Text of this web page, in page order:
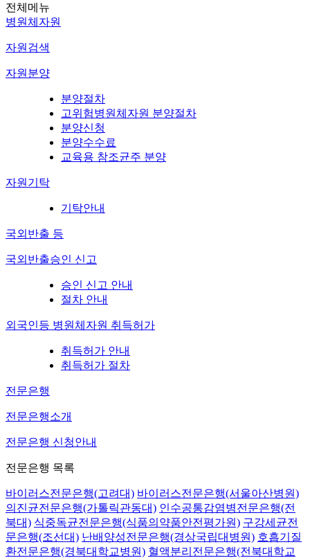
전체메뉴
병원체자원
자원검색
자원분양
분양절차
고위험병원체자원 분양절차
분양신청
분양수수료
교육용 참조균주 분양
자원기탁
기탁안내
국외반출 등
국외반출승인 신고
승인 신고 안내
절차 안내
외국인등 병원체자원 취득허가
취득허가 안내
취득허가 절차
전문은행
전문은행소개
전문은행 신청안내
전문은행 목록
바이러스전문은행(고려대) 바이러스전문은행(서울아산병원)
의진균전문은행(가톨릭관동대) 인수공통감염병전문은행(전
북대) 식중독균전문은행(식품의약품안전평가원) 구강세균전
문은행(조선대) 난배양성전문은행(경상국립대병원) 호흡기질
환전문은행(경북대학교병원) 혈액분리전문은행(전북대학교